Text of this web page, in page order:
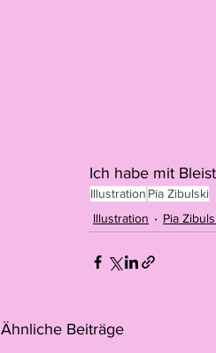
Ich habe mit
Illustration Pia Zibulski
Illustration
Pia
Ähnliche Beiträge